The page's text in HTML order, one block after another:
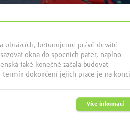
obrázcích, betonujeme právě deváté
okna do spodních pater, naplno
také konečně začala budovat
dokončení jejich práce je na konci
Více informací